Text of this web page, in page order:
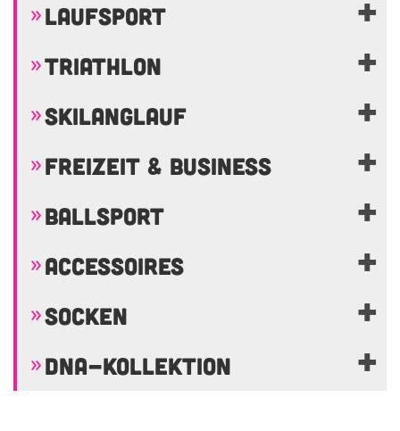
LAUFSPORT
TRIATHLON
SKILANGLAUF
FREIZEIT & BUSINESS
BALLSPORT
ACCESSOIRES
SOCKEN
DNA-KOLLEKTION